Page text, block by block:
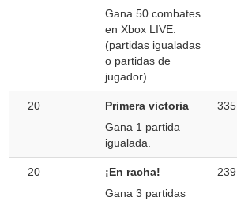
Gana 50 combates
en Xbox LIVE.
(partidas igualadas
o partidas de
jugador)
20
Primera victoria
Gana 1 partida
igualada.
335
20
¡En racha!
Gana 3 partidas
239